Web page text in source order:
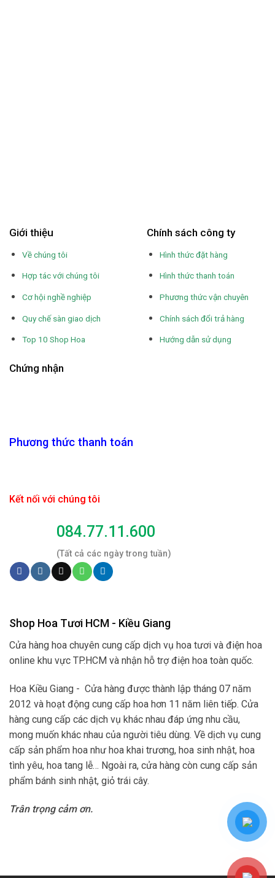
Giới thiệu
Về chúng tôi
Hợp tác với chúng tôi
Cơ hội nghề nghiệp
Quy chế sàn giao dịch
Top 10 Shop Hoa
Chứng nhận
Chính sách công ty
Hình thức đặt hàng
Hình thức thanh toán
Phương thức vận chuyên
Chính sách đổi trả hàng
Hướng dẫn sử dụng
Phương thức thanh toán
Kết nối với chúng tôi
084.77.11.600
(Tất cả các ngày trong tuần)
Shop Hoa Tươi HCM - Kiều Giang
Cửa hàng hoa chuyên cung cấp dịch vụ hoa tươi và điện hoa
online khu vực TP.HCM và nhận hỗ trợ điện hoa toàn quốc.
Hoa Kiều Giang - Cửa hàng được thành lập tháng 07 năm
2012 và hoạt động cung cấp hoa hơn 11 năm liên tiếp. Cửa
hàng cung cấp các dịch vụ khác nhau đáp ứng nhu cầu,
mong muốn khác nhau của người tiêu dùng. Về dịch vụ cung
cấp sản phẩm hoa như hoa khai trương, hoa sinh nhật, hoa
tình yêu, hoa tang lễ… Ngoài ra, cửa hàng còn cung cấp sản
phẩm bánh sinh nhật, giỏ trái cây.
Trân trọng cảm ơn.